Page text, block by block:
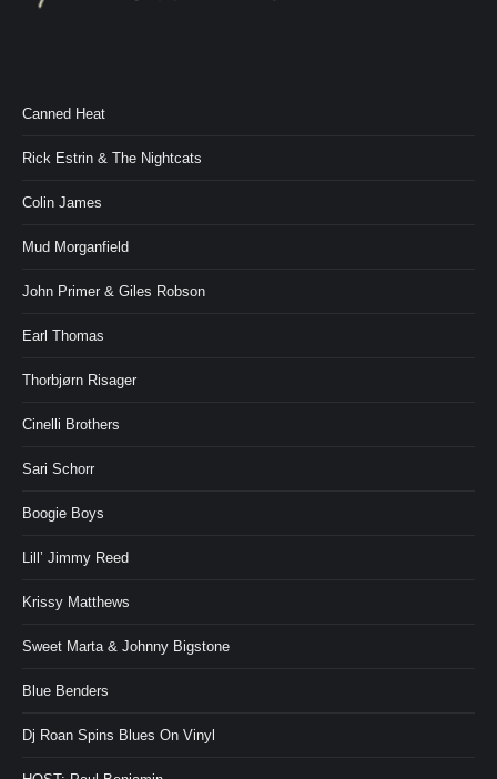
Canned Heat
Rick Estrin & The Nightcats
Colin James
Mud Morganfield
John Primer & Giles Robson
Earl Thomas
Thorbjørn Risager
Cinelli Brothers
Sari Schorr
Boogie Boys
Lill’ Jimmy Reed
Krissy Matthews
Sweet Marta & Johnny Bigstone
Blue Benders
Dj Roan Spins Blues On Vinyl